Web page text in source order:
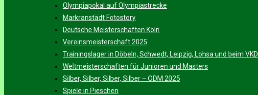
Olympiapokal auf Olympiastrecke
Markranstädt Fotostory
Deutsche Meisterschaften Köln
Vereinsmeisterschaft 2025
Trainingslager in Döbeln, Schwedt, Leipzig, Lohsa und beim VKD
Weltmeisterschaften für Junioren und Masters
Silber, Silber, Silber, Silber – ODM 2025
Spiele in Pieschen